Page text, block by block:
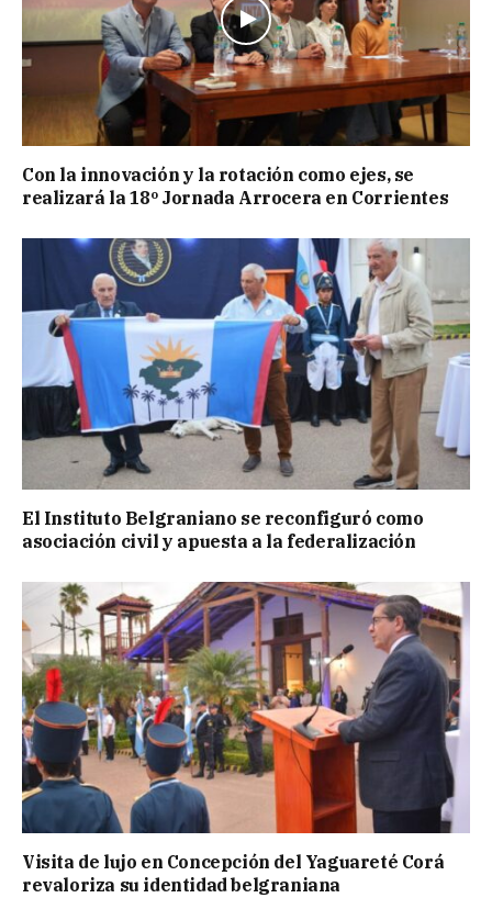
Con la innovación y la rotación como ejes, se
realizará la 18º Jornada Arrocera en Corrientes
El Instituto Belgraniano se reconfiguró como
asociación civil y apuesta a la federalización
Visita de lujo en Concepción del Yaguareté Corá
revaloriza su identidad belgraniana